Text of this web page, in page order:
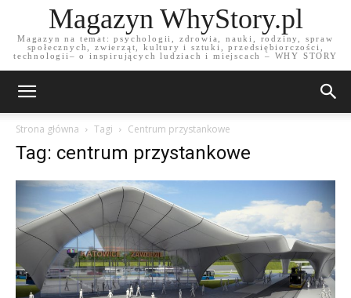
Magazyn WhyStory.pl
Magazyn na temat: psychologii, zdrowia, nauki, rodziny, spraw
społecznych, zwierząt, kultury i sztuki, przedsiębiorczości,
technologii– o inspirujących ludziach i miejscach – WHY STORY
Strona główna Tagi Centrum przystankowe
Tag: centrum przystankowe